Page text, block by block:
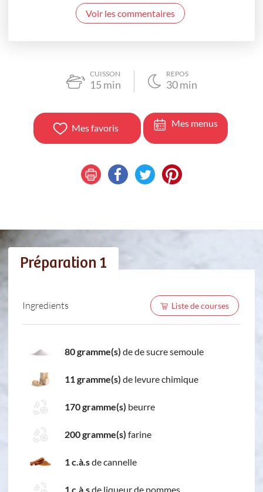
Voir les commentaires
CUISSON
15 min
REPOS
30min
Mes favoris Mes menus
Préparation 1
Ingredients Liste de courses
80 gramme(s) de de sucre semoule
11 gramme(s) de levure chimique
170 gramme(s) beurre
200 gramme(s) farine
1 c.à.sde cannelle
1 c.à.sde liqueur de pommes